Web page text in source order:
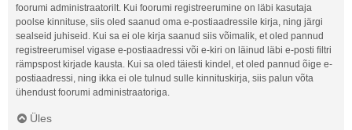
foorumi administraatorilt. Kui foorumi registreerumine on läbi kasutaja
poolse kinnituse, siis oled saanud oma e-postiaadressile kirja, ning järgi
sealseid juhiseid. Kui sa ei ole kirja saanud siis võimalik, et oled pannud
registreerumisel vigase e-postiaadressi või e-kiri on läinud läbi e-posti filtri
rämpspost kirjade kausta. Kui sa oled täiesti kindel, et oled pannud õige e-
postiaadressi, ning ikka ei ole tulnud sulle kinnituskirja, siis palun võta
ühendust foorumi administraatoriga.
Üles